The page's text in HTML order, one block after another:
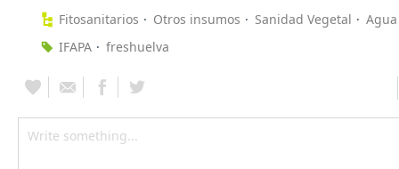
Fitosanitarios Otros insumos Sanidad Vegetal
IFAPA
freshuelva